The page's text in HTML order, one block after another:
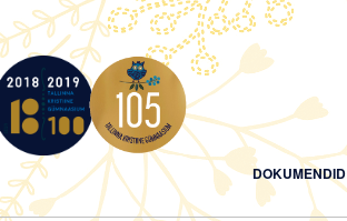
DOKUMENDID